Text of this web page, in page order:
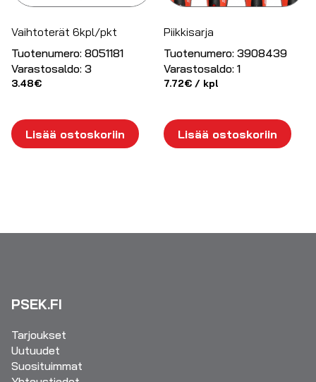
Vaihtoterät 6kpl/pkt
Tuotenumero: 8051181
Varastosaldo: 3
3.48€
Lisää ostoskoriin
Piikkisarja
Tuotenumero: 3908439
Varastosaldo: 1
7.72€ / kpl
Lisää ostoskoriin
PSEK.FI
Tarjoukset
Uutuudet
Suosituimmat